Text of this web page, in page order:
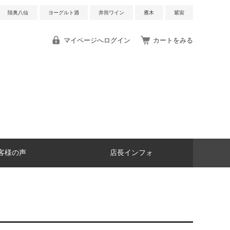
陸奥八仙 ヨーグルト酒 井筒ワイン 雁木 紫宙
マイページへログイン カートをみる
様の声 店長インフォ